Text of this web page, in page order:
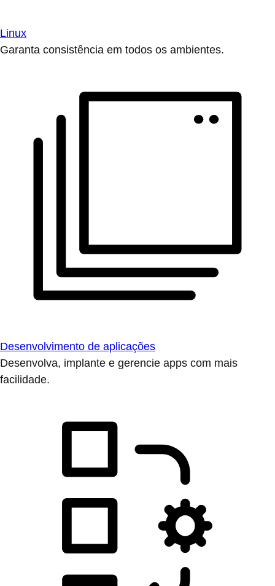
Linux
Garanta consistência em todos os ambientes.
Desenvolvimento de aplicações
Desenvolva, implante e gerencie apps com mais
facilidade.